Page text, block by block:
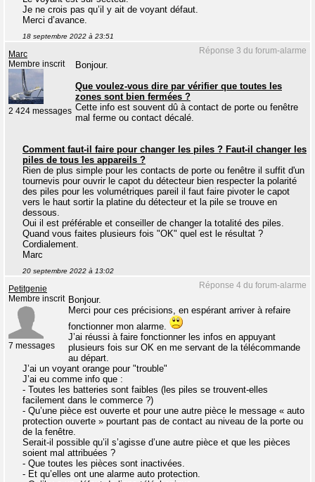
Je ne crois pas qu’il y ait de voyant défaut.
Merci d’avance.
18 septembre 2022 à 23:51
Réponse 3 du forum-alarme
Marc
Membre inscrit
2 424 messages
Bonjour.
Que voulez-vous dire par vérifier que toutes les
zones sont bien fermées ?
Cette info est souvent dû à contact de porte ou fenêtre
mal ferme ou contact décalé.
Comment faut-il faire pour changer les piles ? Faut-il changer les
piles de tous les appareils ?
Rien de plus simple pour les contacts de porte ou fenêtre il suffit d'un
tournevis pour ouvrir le capot du détecteur bien respecter la polarité
des piles pour les volumétriques pareil il faut faire pivoter le capot
vers le haut sortir la platine du détecteur et la pile se trouve en
dessous.
Oui il est préférable et conseiller de changer la totalité des piles.
Quand vous faites plusieurs fois "OK" quel est le résultat ?
Cordialement.
Marc
20 septembre 2022 à 13:02
Réponse 4 du forum-alarme
Petitgenie
Membre inscrit
7 messages
Bonjour.
Merci pour ces précisions, en espérant arriver à refaire
fonctionner mon alarme.
J’ai réussi à faire fonctionner les infos en appuyant
plusieurs fois sur OK en me servant de la télécommande
au départ.
J’ai un voyant orange pour "trouble"
J’ai eu comme info que :
- Toutes les batteries sont faibles (les piles se trouvent-elles
facilement dans le commerce ?)
- Qu’une pièce est ouverte et pour une autre pièce le message « auto
protection ouverte » pourtant pas de contact au niveau de la porte ou
de la fenêtre.
Serait-il possible qu’il s’agisse d’une autre pièce et que les pièces
soient mal attribuées ?
- Que toutes les pièces sont inactivées.
- Et qu’elles ont une alarme auto protection.